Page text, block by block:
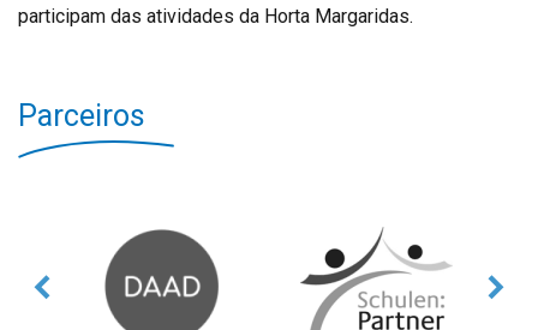
participam das atividades da Horta Margaridas.
Parceiros